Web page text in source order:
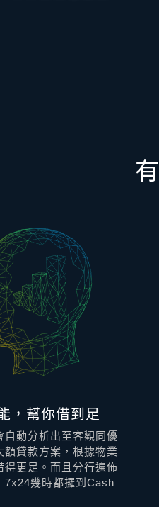
有
，幫你借到足
自動分析出至客觀同優
額貸款方案，根據物業
得更足。而且分行遍佈
7x24幾時都攞到Cash